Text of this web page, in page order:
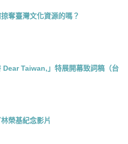
奪臺灣文化資源的嗎？
Dear Taiwan,」特展開幕致詞稿（台
榮基紀念影片